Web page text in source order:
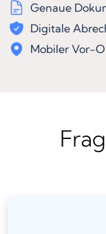
Genaue
Digitale
Mobiler Vor-